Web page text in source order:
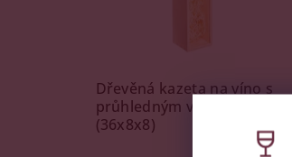
Dřevěná kazeta na víno s
průhledným víkem
(36x8x8)